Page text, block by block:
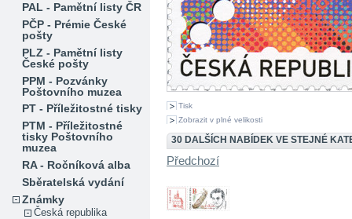
PAL - Pamětní listy ČR
PČP - Prémie České
pošty
PLZ - Pamětní listy
České pošty
PPM - Pozvánky
Poštovního muzea
PT - Příležitostné tisky
PTM - Příležitostné
tisky Poštovního
muzea
RA - Ročníková alba
Sběratelská vydání
Známky
Česká republika
Tisk
Zobrazit v plné velikosti
30 DALŠÍCH NABÍDEK VE STEJNÉ
Předchozí